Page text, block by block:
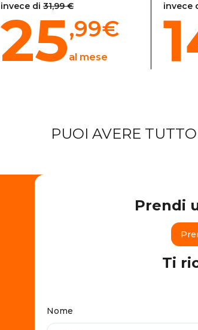
invece di 31,99 €
25,99€
al mese
invece
PUOI AVERE
Prendi
Ti
Nome